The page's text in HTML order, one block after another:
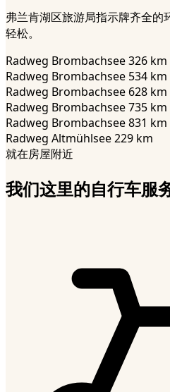
弗兰肯湖区旅游局指示牌齐全
轻松。
Radweg Brombachsee 326 km
Radweg Brombachsee 534 km
Radweg Brombachsee 628 km
Radweg Brombachsee 735 km
Radweg Brombachsee 831 km
Radweg Altmühlsee 229 km
就在房屋附近
我们这里的自行车服